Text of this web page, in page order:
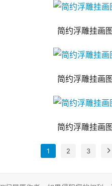
简约浮雕挂画
简约浮雕挂画
简约浮雕挂画
1 2 3